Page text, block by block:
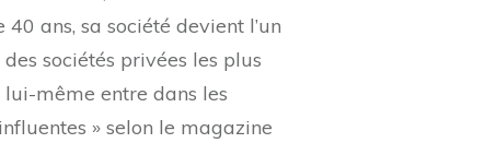
ans, sa société devient l’un
sociétés privées les plus
même entre dans les
» selon le magazine